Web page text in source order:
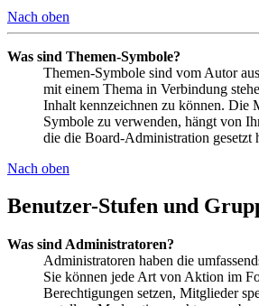
Nach oben
Was sind Themen-Symbole?
Themen-Symbole sind vom Autor
mit einem Thema in Verbindung
Inhalt kennzeichnen zu können. Die
Symbole zu verwenden, hängt von
die die Board-Administration gesetzt
Nach oben
Benutzer-Stufen und
Was sind Administratoren?
Administratoren haben die
Sie können jede Art von Aktion im
Berechtigungen setzen, Mitglieder